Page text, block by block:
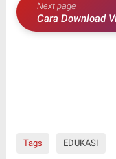
Next page
Cara Download
dan Cepat 2024
Tags EDUKASI